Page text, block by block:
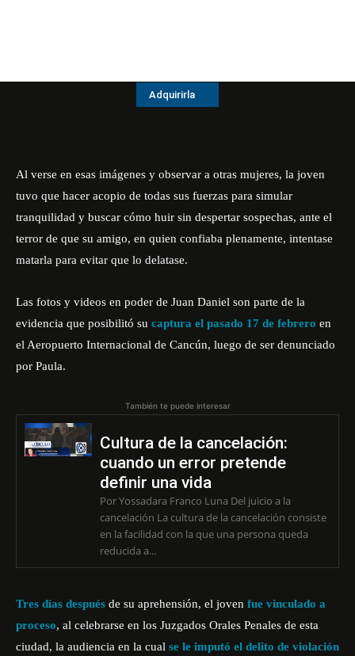
Adquirirla
Al verse en esas imágenes y observar a otras mujeres, la joven
tuvo que hacer acopio de todas sus fuerzas para simular
tranquilidad y buscar cómo huir sin despertar sospechas, ante el
terror de que su amigo, en quien confiaba plenamente, intentase
matarla para evitar que lo delatase.
Las fotos y videos en poder de Juan Daniel son parte de la
evidencia que posibilitó su captura el pasado 17 de febrero en
el Aeropuerto Internacional de Cancún, luego de ser denunciado
por Paula.
También te puede interesar
Cultura de la cancelación:
cuando un error pretende
definir una vida
Por Yossadara Franco Luna Del juicio a la
cancelación La cultura de la cancelación consiste
en la facilidad con la que una persona queda
reducida a...
Tres días después de su aprehensión, el joven fue vinculado a
proceso, al celebrarse en los Juzgados Orales Penales de esta
ciudad, la audiencia en la cual se le imputó el delito de violación